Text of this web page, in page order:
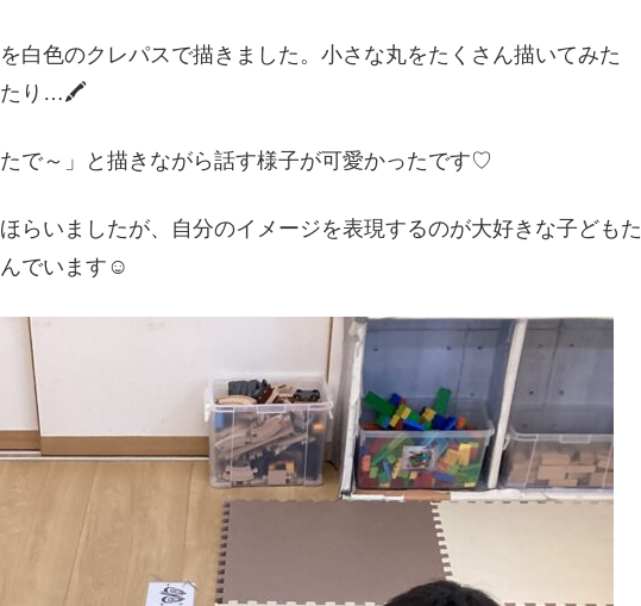
白色のクレパスで描きました。小さな丸をたくさん描いてみた
たり…🖍
で～」と描きながら話す様子が可愛かったです♡
らいましたが、自分のイメージを表現するのが大好きな子どもた
でいます☺